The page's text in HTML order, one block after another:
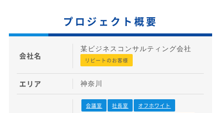
プロジェクト概要
会社名
某ビジネスコンサルティング会社
リピートのお客様
エリア 神奈川
会議室 社長室
オフホワイト